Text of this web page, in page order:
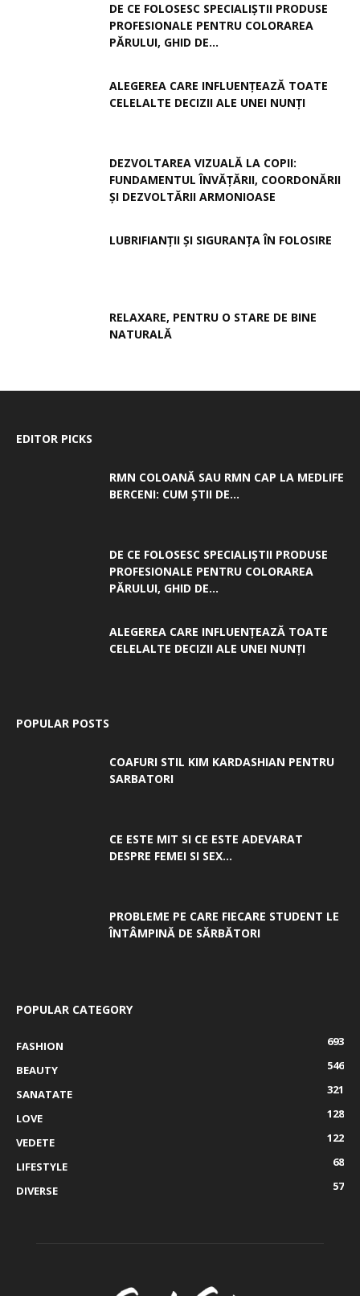
DE CE FOLOSESC SPECIALIȘTII PRODUSE
PROFESIONALE PENTRU COLORAREA
PĂRULUI, GHID DE...
ALEGEREA CARE INFLUENȚEAZĂ TOATE
CELELALTE DECIZII ALE UNEI NUNȚI
DEZVOLTAREA VIZUALĂ LA COPII:
FUNDAMENTUL ÎNVĂȚĂRII, COORDONĂRII
ȘI DEZVOLTĂRII ARMONIOASE
LUBRIFIANȚII ȘI SIGURANȚA ÎN FOLOSIRE
RELAXARE, PENTRU O STARE DE BINE
NATURALĂ
EDITOR PICKS
RMN COLOANĂ SAU RMN CAP LA MEDLIFE
BERCENI: CUM ȘTII DE...
DE CE FOLOSESC SPECIALIȘTII PRODUSE
PROFESIONALE PENTRU COLORAREA
PĂRULUI, GHID DE...
ALEGEREA CARE INFLUENȚEAZĂ TOATE
CELELALTE DECIZII ALE UNEI NUNȚI
POPULAR POSTS
COAFURI STIL KIM KARDASHIAN PENTRU
SARBATORI
CE ESTE MIT SI CE ESTE ADEVARAT
DESPRE FEMEI SI SEX...
PROBLEME PE CARE FIECARE STUDENT LE
ÎNTÂMPINĂ DE SĂRBĂTORI
POPULAR CATEGORY
FASHION
693
BEAUTY
546
SANATATE
321
LOVE
128
VEDETE
122
LIFESTYLE
68
DIVERSE
57